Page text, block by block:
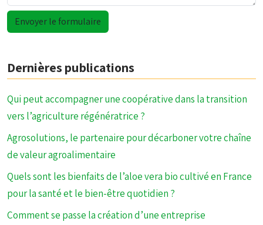
Dernières publications
Qui peut accompagner une coopérative dans la transition
vers l’agriculture régénératrice ?
Agrosolutions, le partenaire pour décarboner votre chaîne
de valeur agroalimentaire
Quels sont les bienfaits de l’aloe vera bio cultivé en France
pour la santé et le bien-être quotidien ?
Comment se passe la création d’une entreprise